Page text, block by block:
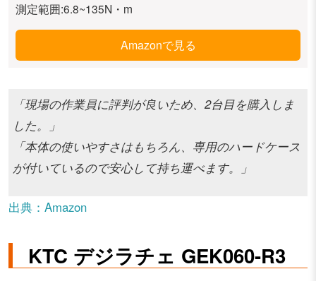
測定範囲:6.8~135N・m
Amazonで見る
「現場の作業員に評判が良いため、2台目を購入しま
した。」
「本体の使いやすさはもちろん、専用のハードケース
が付いているので安心して持ち運べます。」
出典：Amazon
KTC デジラチェ GEK060-R3